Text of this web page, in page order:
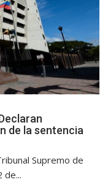
de la sentencia
Supremo de
de...